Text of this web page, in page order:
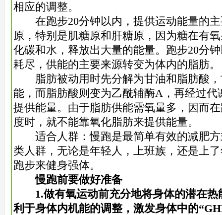
相应的调整。
在跑步20分钟以内，提供运动能量的主
原，特别是肌糖原和肝糖原，因为糖在有
化碳和水，释放出大量的能量。跑步20分
耗尽，供能的主要来源转变为体内的脂肪。
脂肪被动用时先分解为甘油和脂肪酸，
能，而脂肪酸则变为乙酰辅酶A，再经过
提供能量。由于脂肪供能需氧量多，因而
度时，就不能靠氧化脂肪来提供能量。
适合人群：慢跑是最简单有效的减肥方
类人群，无论是年轻人，上班族，还是上
跑步来健身强体。
慢跑前要做好准备
1.做有氧运动前充分地将身体的潜在
利于身体内机能的调整，激发身体中的